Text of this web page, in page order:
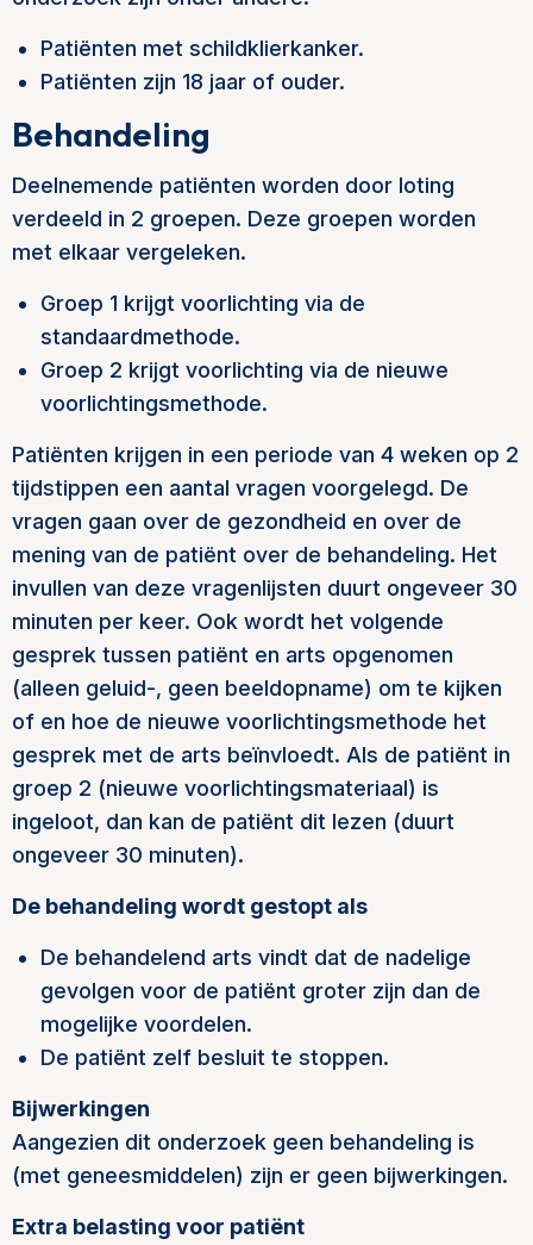
Patiënten met schildklierkanker.
Patiënten zijn 18 jaar of ouder.
Behandeling
Deelnemende patiënten worden door loting
verdeeld in 2 groepen. Deze groepen worden
met elkaar vergeleken.
Groep 1 krijgt voorlichting via de
standaardmethode.
Groep 2 krijgt voorlichting via de nieuwe
voorlichtingsmethode.
Patiënten krijgen in een periode van 4 weken op 2
tijdstippen een aantal vragen voorgelegd. De
vragen gaan over de gezondheid en over de
mening van de patiënt over de behandeling. Het
invullen van deze vragenlijsten duurt ongeveer 30
minuten per keer. Ook wordt het volgende
gesprek tussen patiënt en arts opgenomen
(alleen geluid-, geen beeldopname) om te kijken
of en hoe de nieuwe voorlichtingsmethode het
gesprek met de arts beïnvloedt. Als de patiënt in
groep 2 (nieuwe voorlichtingsmateriaal) is
ingeloot, dan kan de patiënt dit lezen (duurt
ongeveer 30 minuten).
De behandeling wordt gestopt als
De behandelend arts vindt dat de nadelige
gevolgen voor de patiënt groter zijn dan de
mogelijke voordelen.
De patiënt zelf besluit te stoppen.
Bijwerkingen
Aangezien dit onderzoek geen behandeling is
(met geneesmiddelen) zijn er geen bijwerkingen.
Extra belasting voor patiënt